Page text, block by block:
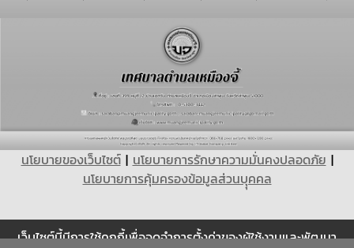
นโยบายของเว็บไซต์| นโยบายการรักษาความมั่นคงปลอดภัย |
นโยบายการคุ้มครองข้อมูลส่วนบุุคคล
Cookie
เว็บไซต์นี้มีการใช้คุกกี้เพื่อจดจำการตั้งค่าของผู้ใช้งานและพัฒนา